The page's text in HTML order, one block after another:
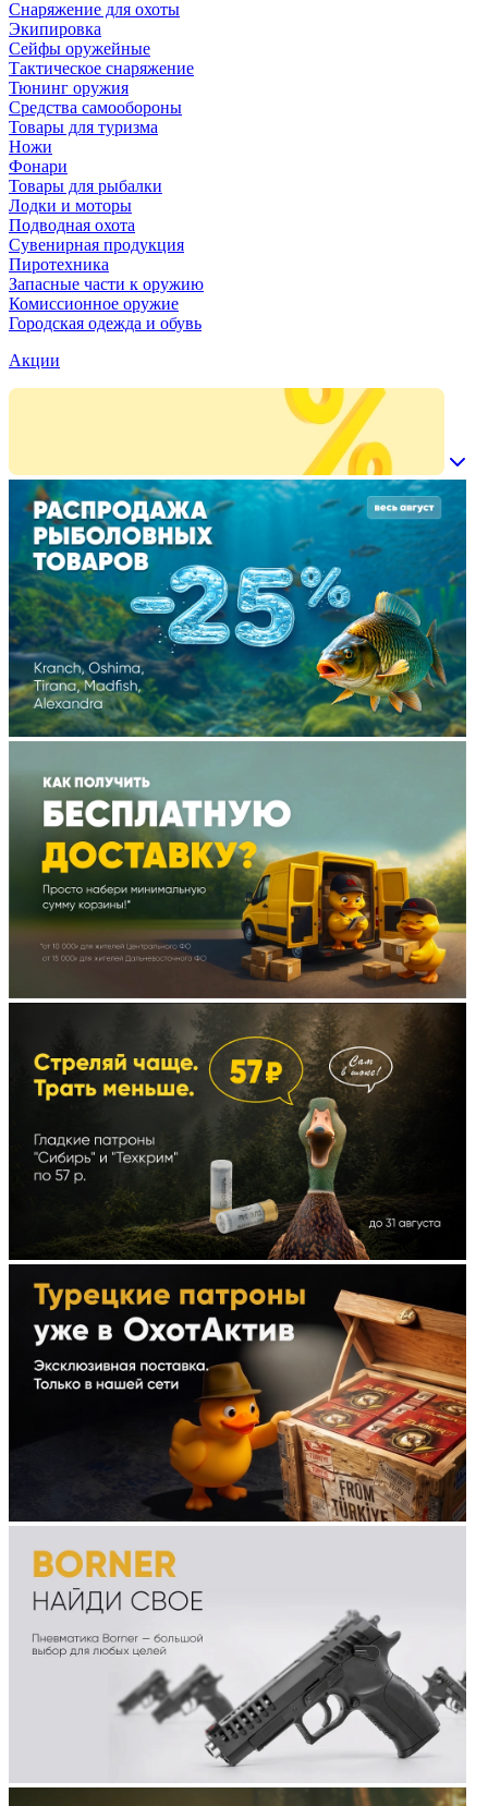
Снаряжение для охоты
Экипировка
Сейфы оружейные
Тактическое снаряжение
Тюнинг оружия
Средства самообороны
Товары для туризма
Ножи
Фонари
Товары для рыбалки
Лодки и моторы
Подводная охота
Сувенирная продукция
Пиротехника
Запасные части к оружию
Комиссионное оружие
Городская одежда и обувь
Акции